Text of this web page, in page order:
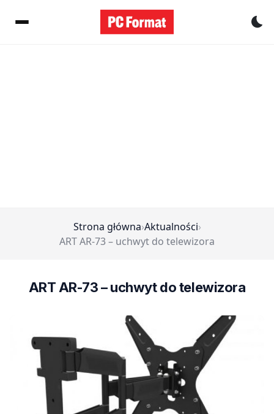
Strona główna›Aktualności›
ART AR-73 – uchwyt do telewizora
ART AR-73 – uchwyt do telewizora